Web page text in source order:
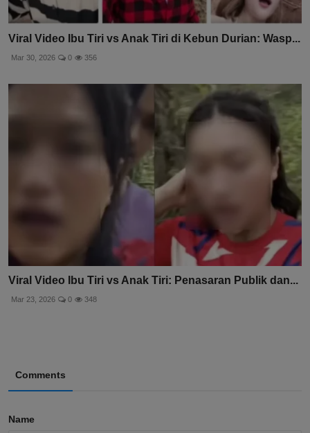
Viral Video Ibu Tiri vs Anak Tiri di Kebun Durian: Wasp...
Mar 30, 2026 0 356
Viral Video Ibu Tiri vs Anak Tiri: Penasaran Publik dan...
Mar 23, 2026 0 348
Comments
Name